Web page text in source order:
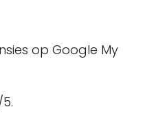
op Google My